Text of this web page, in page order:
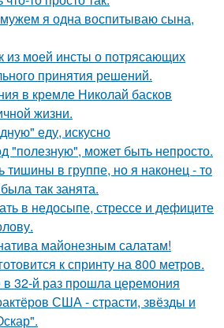
я одна воспитываю сына,
из моей инсты о потрясающих
принятия решений.
в кремле Николай басков
жизни.
еду, искусно
"полезную", может быть непросто.
тишины в группе, но я наконец - то
так занята.
в недосыпе, стрессе и дефиците
майонезным салатам!
к спринту на 800 метров.
32-й раз прошла церемония
США - страсти, звёзды и